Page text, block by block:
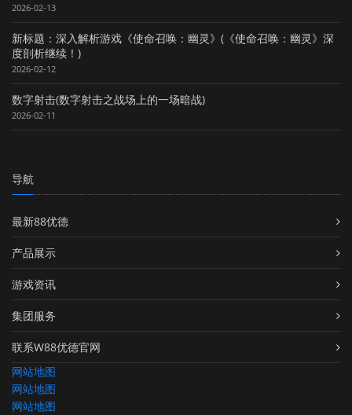
2026-02-13
新标题：深入解析游戏《使命召唤：幽灵》(《使命召唤：幽灵》深
度剖析继续！)
2026-02-12
数字射击(数字射击之战场上的一场暗战)
2026-02-11
导航
最新88优德
产品展示
游戏资讯
集团服务
联系W88优德官网
网站地图
网站地图
网站地图